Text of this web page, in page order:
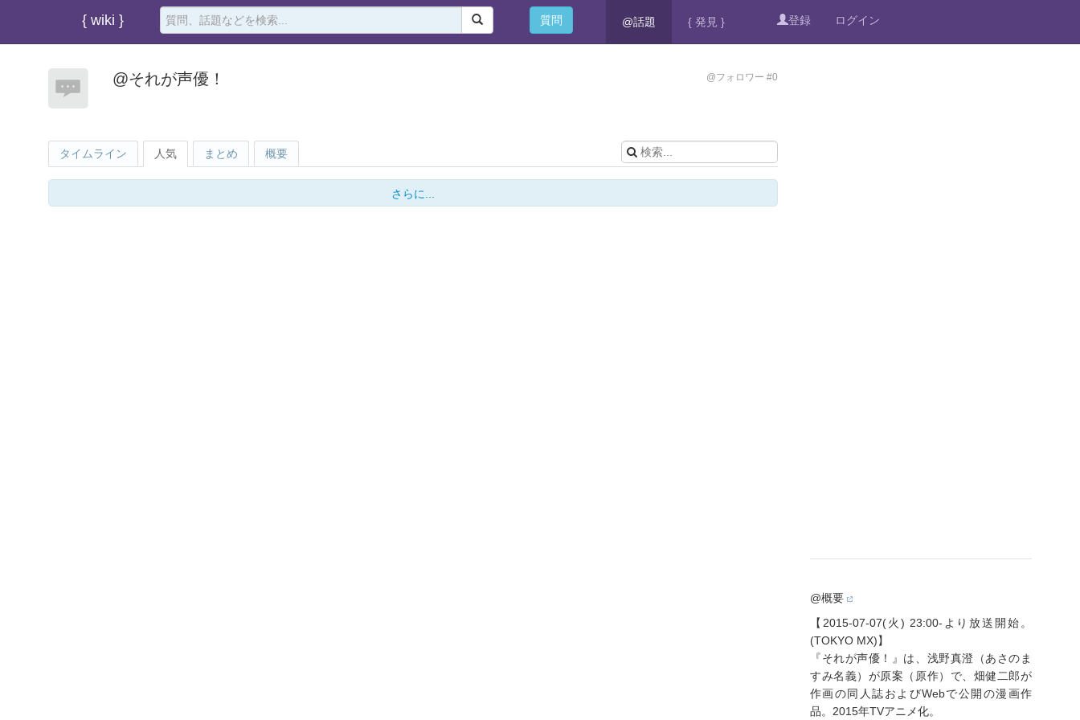
{ wiki } 質問 @話題 { 発見 } 登録 ログイン
@それが声優！ @フォロワー #0
タイムライン 人気 まとめ 概要
さらに...
@概要
【2015-07-07(火) 23:00-より放送開始。
(TOKYO MX)】
『それが声優！』は、浅野真澄（あさのま
すみ名義）が原案（原作）で、畑健二郎が
作画の同人誌およびWebで公開の漫画作
品。2015年TVアニメ化。